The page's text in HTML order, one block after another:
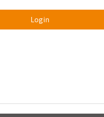
Login